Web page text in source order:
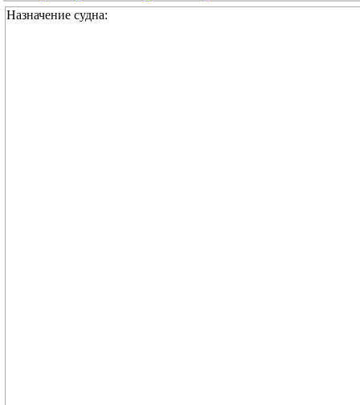
Назначение судна: